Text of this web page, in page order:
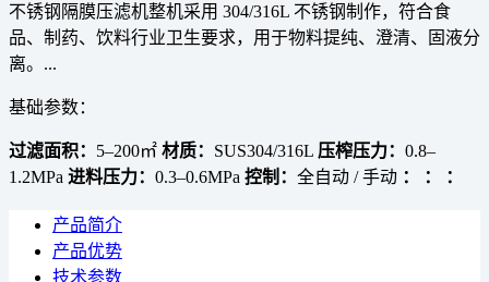
不锈钢隔膜压滤机整机采用 304/316L 不锈钢制作，符合食
品、制药、饮料行业卫生要求，用于物料提纯、澄清、固液分
离。...
基础参数：
过滤面积： 5–200㎡ 材质： SUS304/316L 压榨压力： 0.8–
1.2MPa 进料压力： 0.3–0.6MPa 控制： 全自动 / 手动 ： ： ：
产品简介
产品优势
技术参数